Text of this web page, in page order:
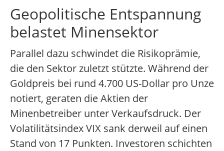
Geopolitische Entspannung
belastet Minensektor
Parallel dazu schwindet die Risikoprämie,
die den Sektor zuletzt stützte. Während der
Goldpreis bei rund 4.700 US-Dollar pro Unze
notiert, geraten die Aktien der
Minenbetreiber unter Verkaufsdruck. Der
Volatilitätsindex VIX sank derweil auf einen
Stand von 17 Punkten. Investoren schichten